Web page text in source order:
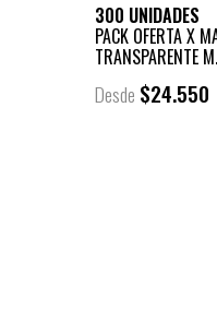
300 UNIDADES
PACK OFERTA X
TRANSPARENTE
Desde $24.550